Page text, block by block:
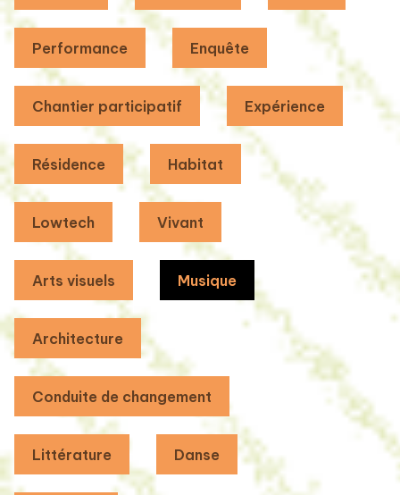
Performance Enquête
Chantier participatif Expérience
Résidence Habitat
Lowtech Vivant
Arts visuels Musique
Architecture
Conduite de changement
Littérature Danse